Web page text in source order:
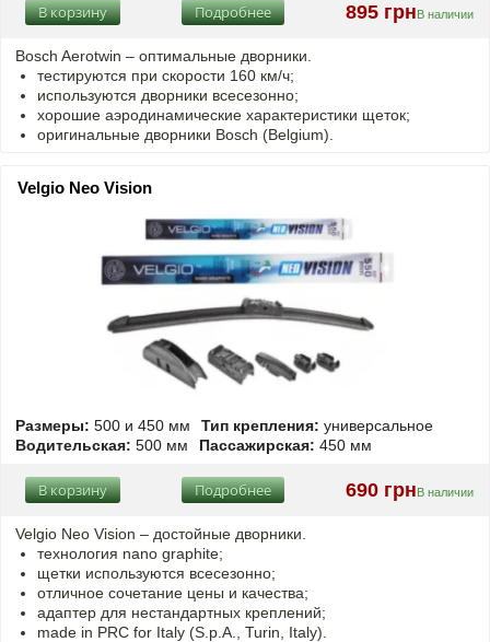
895 грн В наличии
Подробнее
В корзину
Bosch Aerotwin – оптимальные дворники.
тестируются при скорости 160 км/ч;
используются дворники всесезонно;
хорошие аэродинамические характеристики щеток;
оригинальные дворники Bosch (Belgium).
Velgio Neo Vision
Размеры: 500 и 450 мм Тип крепления: универсальное
Водительская: 500 мм Пассажирская: 450 мм
690 грнВ наличии
Подробнее
В корзину
Velgio Neo Vision – достойные дворники.
технология nano graphite;
щетки используются всесезонно;
отличное сочетание цены и качества;
адаптер для нестандартных креплений;
made in PRC for Italy (S.p.A., Turin, Italy).